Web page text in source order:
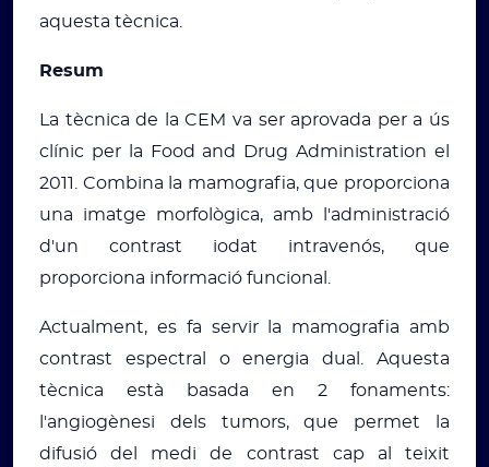
aquesta tècnica.
Resum
La tècnica de la CEM va ser aprovada per a ús
clínic per la Food and Drug Administration el
2011. Combina la mamografia, que proporciona
una imatge morfològica, amb l'administració
d'un contrast iodat intravenós, que
proporciona informació funcional.
Actualment, es fa servir la mamografia amb
contrast espectral o energia dual. Aquesta
tècnica està basada en 2 fonaments:
l'angiogènesi dels tumors, que permet la
difusió del medi de contrast cap al teixit